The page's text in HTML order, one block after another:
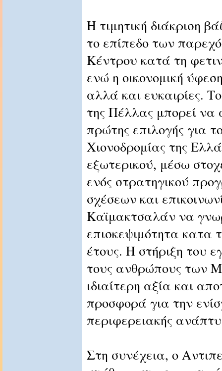
Η τιμητική διάκριση
το επίπεδο των
Κέντρου κατά τη
ενώ η οικονομική
αλλά και ευκαιρίες.
της Πέλλας μπορεί να
πρώτης επιλογής για
Χιονοδρομίας της
εξωτερικού, μέσω
ενός στρατηγικού
σχέσεων και
Καϊμακτσαλάν να
επισκεψιμότητα κατα
έτους. Η στήριξη του
τους ανθρώπους των
ιδιαίτερη αξία και
προσφορά για την
περιφερειακής
Στη συνέχεια, ο